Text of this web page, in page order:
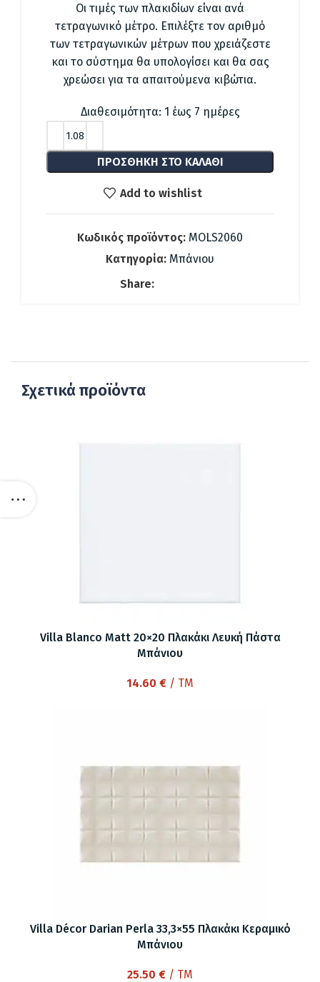
was:
29.64 €.
τιμή
είναι:
23.90 €.
Οι τιμές των πλακιδίων είναι ανά
τετραγωνικό μέτρο. Επιλέξτε τον αριθμό
των τετραγωνικών μέτρων που χρειάζεστε
και το σύστημα θα υπολογίσει και θα σας
χρεώσει για τα απαιτούμενα κιβώτια.
Διαθεσιμότητα: 1 έως 7 ημέρες
ΠΡΟΣΘΉΚΗ ΣΤΟ ΚΑΛΆΘΙ
Add to wishlist
Κωδικός προϊόντος: MOLS2060
Κατηγορία: Μπάνιου
Share:
Σχετικά προϊόντα
Villa Blanco Matt 20×20 Πλακάκι Λευκή Πάστα
Μπάνιου
14.60 € / TM
Villa Décor Darian Perla 33,3×55 Πλακάκι Κεραμικό
Μπάνιου
25.50 € / TM